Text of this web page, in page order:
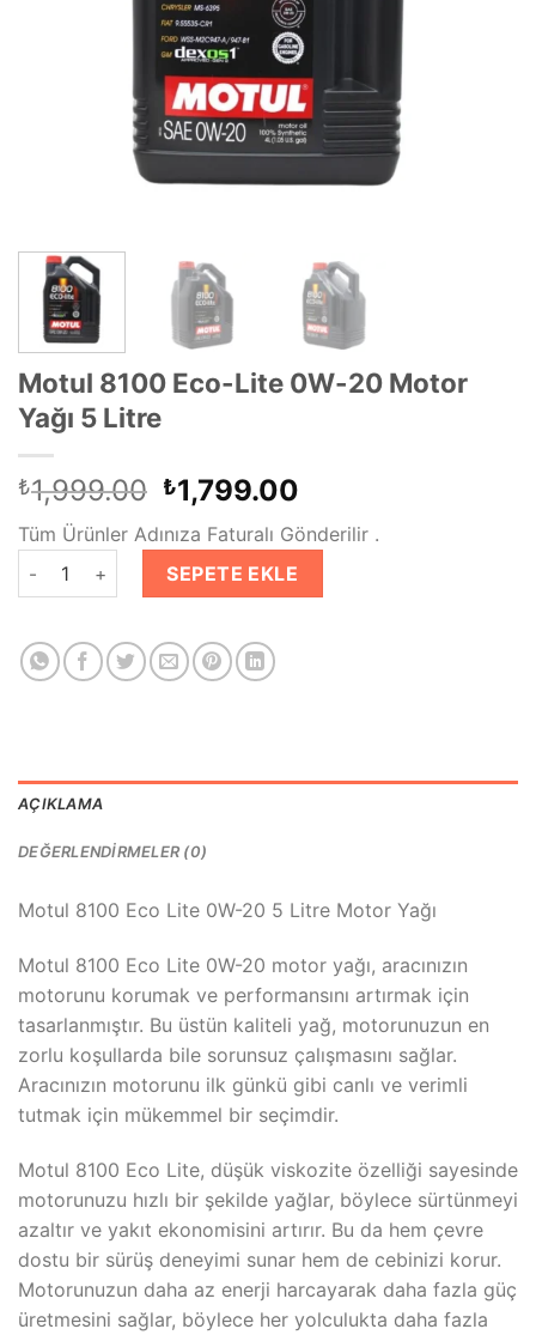
Motul 8100 Eco-Lite 0W-20 Motor
Yağı 5 Litre
₺1,999.00 Orijinal
fiyat:
₺1,999.00.
₺1,799.00
andaki
fiyat:
Tüm Ürünler Adınıza Faturalı Gönderilir .
Motul 8100 Eco-Lite 0W-20 Motor Yağı 5 Litre adet
SEPETE EKLE
AÇIKLAMA
DEĞERLENDIRMELER (0)
Motul 8100 Eco Lite 0W-20 5 Litre Motor Yağı
Motul 8100 Eco Lite 0W-20 motor yağı, aracınızın
motorunu korumak ve performansını artırmak için
tasarlanmıştır. Bu üstün kaliteli yağ, motorunuzun en
zorlu koşullarda bile sorunsuz çalışmasını sağlar.
Aracınızın motorunu ilk günkü gibi canlı ve verimli
tutmak için mükemmel bir seçimdir.
Motul 8100 Eco Lite, düşük viskozite özelliği sayesinde
motorunuzu hızlı bir şekilde yağlar, böylece sürtünmeyi
azaltır ve yakıt ekonomisini artırır. Bu da hem çevre
dostu bir sürüş deneyimi sunar hem de cebinizi korur.
Motorunuzun daha az enerji harcayarak daha fazla güç
üretmesini sağlar, böylece her yolculukta daha fazla